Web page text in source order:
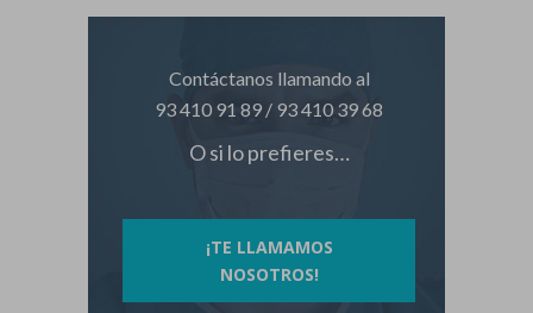
Contáctanos llamando al
93 410 91 89 / 93 410 39 68
O si lo prefieres…
¡TE LLAMAMOS
NOSOTROS!